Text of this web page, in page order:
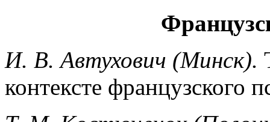
И. В. Автухович (Минск).
контексте французского